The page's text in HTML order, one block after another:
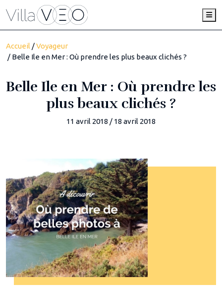
Accueil /Voyageur
/ Belle Ile en Mer : Où prendre les plus beaux clichés ?
Belle Ile en Mer : Où prendre les
plus beaux clichés ?
11 avril 2018 / 18 avril 2018